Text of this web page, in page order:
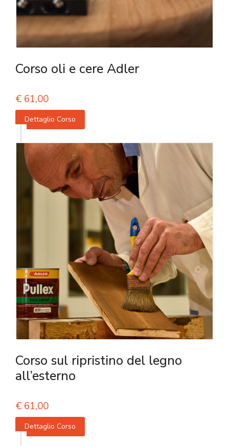
Corso oli e cere Adler
€ 61,00
Dettaglio Corso
Corso sul ripristino del legno
all’esterno
€ 61,00
Dettaglio Corso